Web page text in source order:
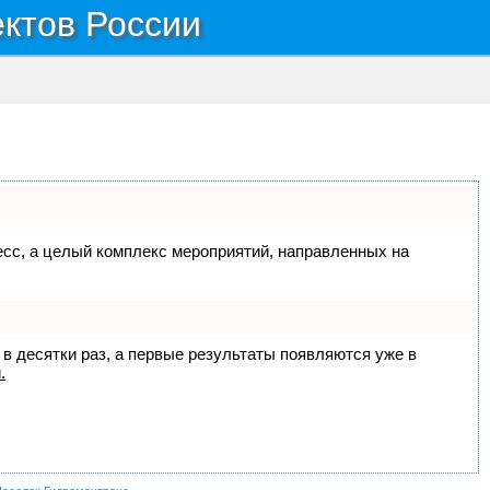
России
а целый комплекс мероприятий, направленных на
десятки раз, а первые результаты появляются уже в